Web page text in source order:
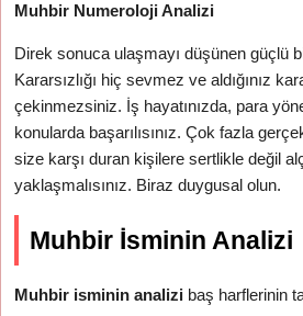
Muhbir Numeroloji Analizi
Direk sonuca ulaşmayı düşünen güçlü
Kararsızlığı hiç sevmez ve aldığınız
çekinmezsiniz. İş hayatınızda, para
konularda başarılısınız. Çok fazla
size karşı duran kişilere sertlikle değil
yaklaşmalısınız. Biraz duygusal olun.
Muhbir İsminin Analizi
Muhbir isminin analizi baş harflerinin